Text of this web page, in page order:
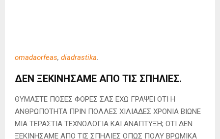
omadaorfeas, diadrastika.
ΔΕΝ ΞΕΚΙΝΗΣΑΜΕ ΑΠΟ ΤΙΣ ΣΠΗΛΙΕΣ.
ΘΥΜΑΣΤΕ ΠΟΣΕΣ ΦΟΡΕΣ ΣΑΣ ΕΧΩ ΓΡΑΨΕΙ ΟΤΙ Η
ΑΝΘΡΩΠΟΤΗΤΑ ΠΡΙΝ ΠΟΛΛΕΣ ΧΙΛΙΑΔΕΣ ΧΡΟΝΙΑ ΒΙΩΝΕ
ΜΙΑ ΤΕΡΑΣΤΙΑ ΤΕΧΝΟΛΟΓΙΑ ΚΑΙ ΑΝΑΠΤΥΞΗ; ΟΤΙ ΔΕΝ
ΞΕΚΙΝΗΣΑΜΕ ΑΠΟ ΤΙΣ ΣΠΗΛΙΕΣ ΟΠΩΣ ΠΟΛΥ ΒΡΩΜΙΚΑ